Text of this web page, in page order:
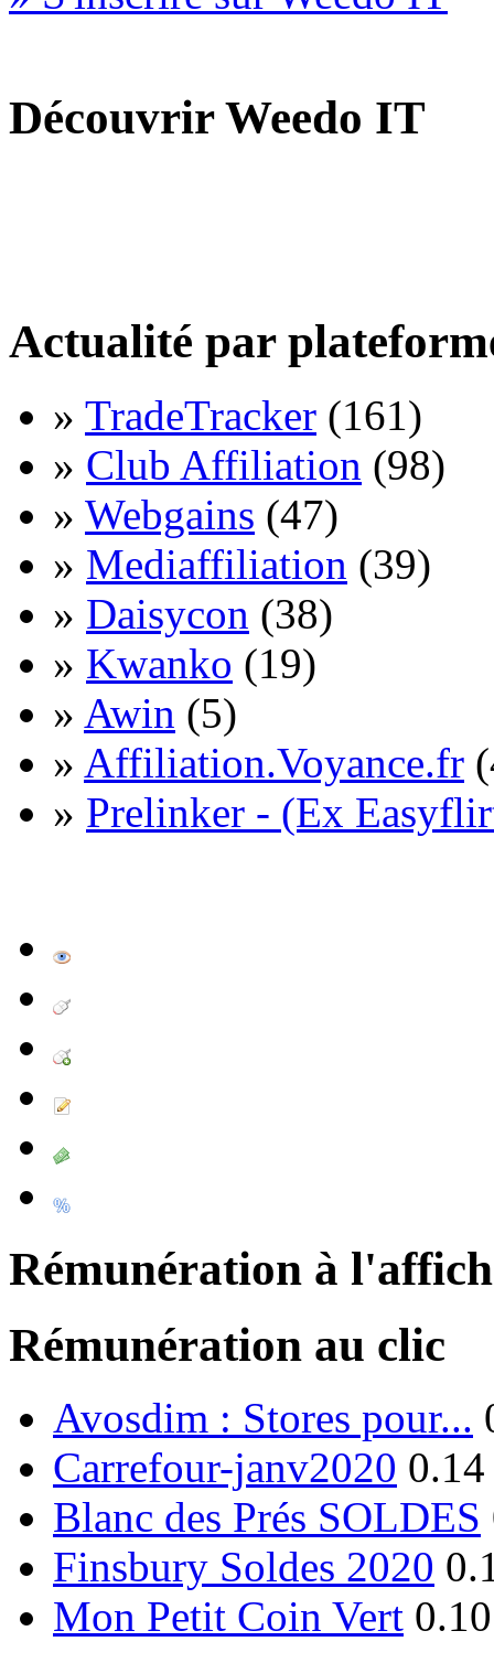
Découvrir Weedo IT
Actualité par
» TradeTracker (161)
» Club Affiliation (98)
» Webgains (47)
» Mediaffiliation (39)
» Daisycon (38)
» Kwanko (19)
» Awin (5)
» Affiliation.Voyance.fr
» Prelinker - (Ex
Rémunération à
Rémunération au clic
Avosdim : Stores pour...
Carrefour-janv2020
Blanc des Prés SOLDES
Finsbury Soldes 2020
Mon Petit Coin Vert